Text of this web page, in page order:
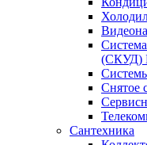
(СКУД)
Снятое
Сантехника